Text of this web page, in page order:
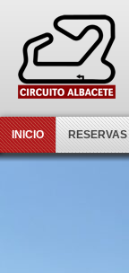
INICIO RESERVAS